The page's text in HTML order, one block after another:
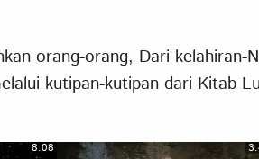
orang-orang, Dari kelahiran-
kutipan-kutipan dari Kitab
8:08